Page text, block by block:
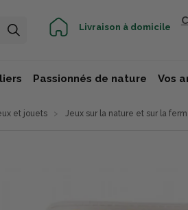
Livraison à domicile
Passionnés de nature Vos
et jouets Jeux sur la nature et sur la